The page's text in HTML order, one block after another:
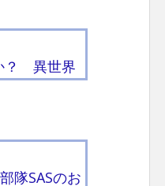
？ 異世界
隊SASのお